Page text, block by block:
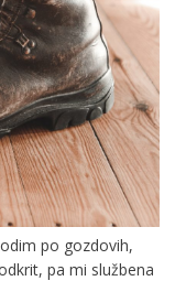
po gozdovih,
pa mi službena